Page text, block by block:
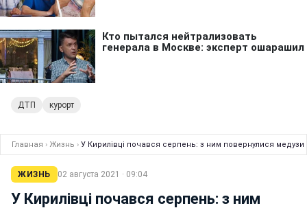
ДТП курорт
Главная › Жизнь › У Кирилівці почався серпень: з ним повернулися медузи
ЖИЗНЬ 02 августа 2021 · 09:04
У Кирилівці почався серпень: з ним